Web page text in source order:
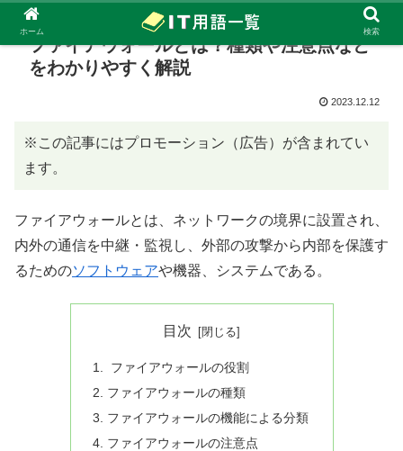
ファイアウォールとは？種類や注意点など
をわかりやすく解説
2023.12.12
※この記事にはプロモーション（広告）が含まれてい
ます。
ファイアウォールとは、ネットワークの境界に設置され、
内外の通信を中継・監視し、外部の攻撃から内部を保護す
るためのソフトウェアや機器、システムである。
目次
ファイアウォールの役割
ファイアウォールの種類
ファイアウォールの機能による分類
ファイアウォールの注意点
ホーム 検索